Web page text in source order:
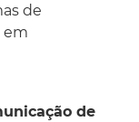
de
em
de